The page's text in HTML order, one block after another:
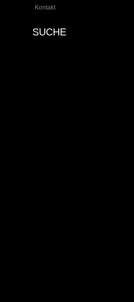
Kontakt
SUCHE